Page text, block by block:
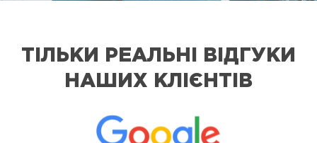
ТІЛЬКИ РЕАЛЬНІ ВІДГУКИ
НАШИХ КЛІЄНТІВ